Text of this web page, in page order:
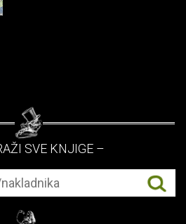
SVE KNJIGE –